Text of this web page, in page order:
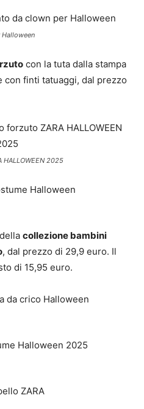
con la tuta dalla stampa
con finti tatuaggi, dal prezzo
2025
della collezione bambini
, dal prezzo di 29,9 euro. Il
di 15,95 euro.